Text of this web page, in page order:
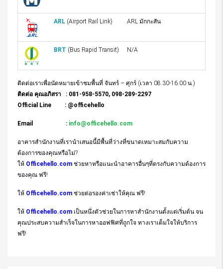
ARL (Airport Rail Link) ARL มักกะสัน
BRT (Bus Rapid Transit) N/A
ติดต่อเราเพื่อนัดหมายเข้าชมพื้นที่ จันทร์ – ศุกร์ (เวลา 08.30-16.00 น.)
ติดต่อ คุณอภิสรา : 081-958-5570, 098-289-2297
Official Line : @officehello
Email : info@officehello.com
อาคารสำนักงานที่เรานำเสนอนี้มีพื้นที่ว่างที่ขนาดเหมาะสมกับความ
ต้องการของคุณหรือไม่?
ให้ Officehello.com ช่วยหาหรือแนะนำอาคารอื่นๆที่ตรงกับความต้องการ
ของคุณ ฟรี!
ให้ Officehello.com ช่วยต่อรองค่าเช่าให้คุณ ฟรี!
ให้ Officehello.com เป็นหนึ่งตัวช่วยในการหาสำนักงานตั้งแต่เริ่มต้น จน
คุณประสบความสำเร็จในการหาออฟฟิศที่ถูกใจ ทางเราเต็มใจให้บริการ
ฟรี!